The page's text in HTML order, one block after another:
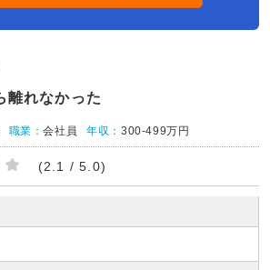
離れなかった
職業：会社員 年収：300-499万円
(2.1 / 5.0)